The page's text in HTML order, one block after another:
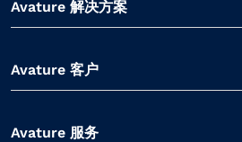
Avature 解决方案
Avature 客户
Avature 服务